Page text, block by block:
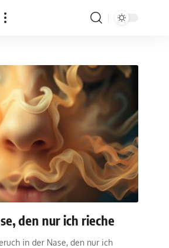
den nur ich rieche
in der Nase, den nur ich